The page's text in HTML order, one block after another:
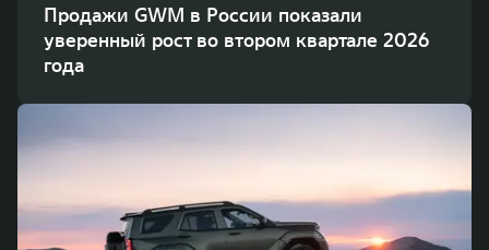
Продажи GWM в России показали
уверенный рост во втором квартале 2026
года